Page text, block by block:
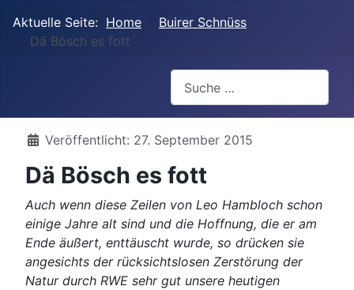
Aktuelle Seite: Home
Buirer Schnüss
Dä Bösch es fott
Details
Veröffentlicht: 27. September 2015
Dä Bösch es fott
Auch wenn diese Zeilen von Leo Hambloch schon
einige Jahre alt sind und die Hoffnung, die er am
Ende äußert, enttäuscht wurde, so drücken sie
angesichts der rücksichtslosen Zerstörung der
Natur durch RWE sehr gut unsere heutigen